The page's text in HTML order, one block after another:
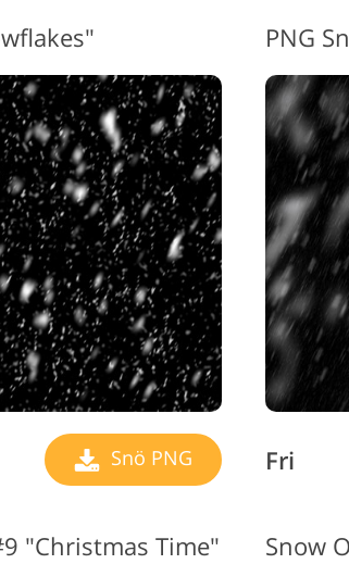
Snö PNG
PNG
Fri
"Christmas Time" Snow